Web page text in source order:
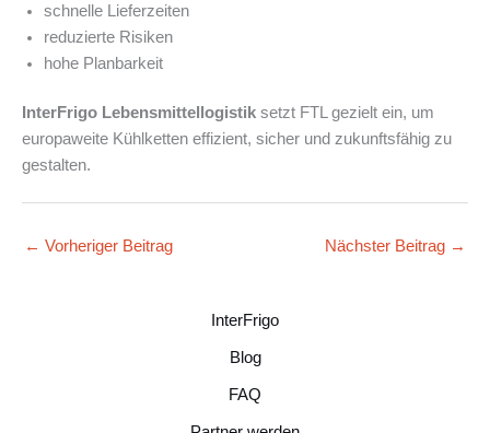
schnelle Lieferzeiten
reduzierte Risiken
hohe Planbarkeit
InterFrigo Lebensmittellogistik setzt FTL gezielt ein, um
europaweite Kühlketten effizient, sicher und zukunftsfähig zu
gestalten.
← Vorheriger Beitrag Nächster Beitrag →
InterFrigo
Blog
FAQ